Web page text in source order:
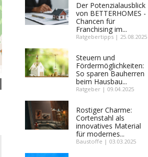
Der Potenzialausblick
von BETTERHOMES -
Chancen für
Franchising im...
Ratgebertipps | 25.08.2025
Steuern und
Fördermöglichkeiten:
So sparen Bauherren
beim Hausbau...
Ratgeber | 09.04.2025
Rostiger Charme:
Cortenstahl als
innovatives Material
für modernes...
Baustoffe | 03.03.2025